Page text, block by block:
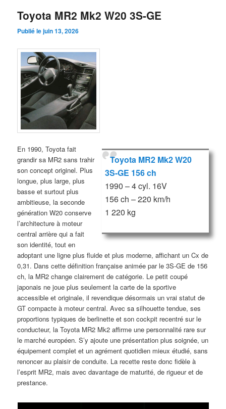
Toyota MR2 Mk2 W20 3S-GE
Publié lejuin 13, 2026
Toyota MR2 Mk2 W20
3S-GE 156 ch
1990 – 4 cyl. 16V
156 ch – 220 km/h
1 220 kg
En 1990, Toyota fait
grandir sa MR2 sans trahir
son concept originel. Plus
longue, plus large, plus
basse et surtout plus
ambitieuse, la seconde
génération W20 conserve
l’architecture à moteur
central arrière qui a fait
son identité, tout en
adoptant une ligne plus fluide et plus moderne, affichant un Cx de
0,31. Dans cette définition française animée par le 3S-GE de 156
ch, la MR2 change clairement de catégorie. Le petit coupé
japonais ne joue plus seulement la carte de la sportive
accessible et originale, il revendique désormais un vrai statut de
GT compacte à moteur central. Avec sa silhouette tendue, ses
proportions typiques de berlinette et son cockpit recentré sur le
conducteur, la Toyota MR2 Mk2 affirme une personnalité rare sur
le marché européen. S’y ajoute une présentation plus soignée, un
équipement complet et un agrément quotidien mieux étudié, sans
renoncer au plaisir de conduite. La recette reste donc fidèle à
l’esprit MR2, mais avec davantage de maturité, de rigueur et de
prestance.